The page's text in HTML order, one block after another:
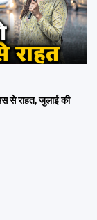
से राहत, जुलाई की